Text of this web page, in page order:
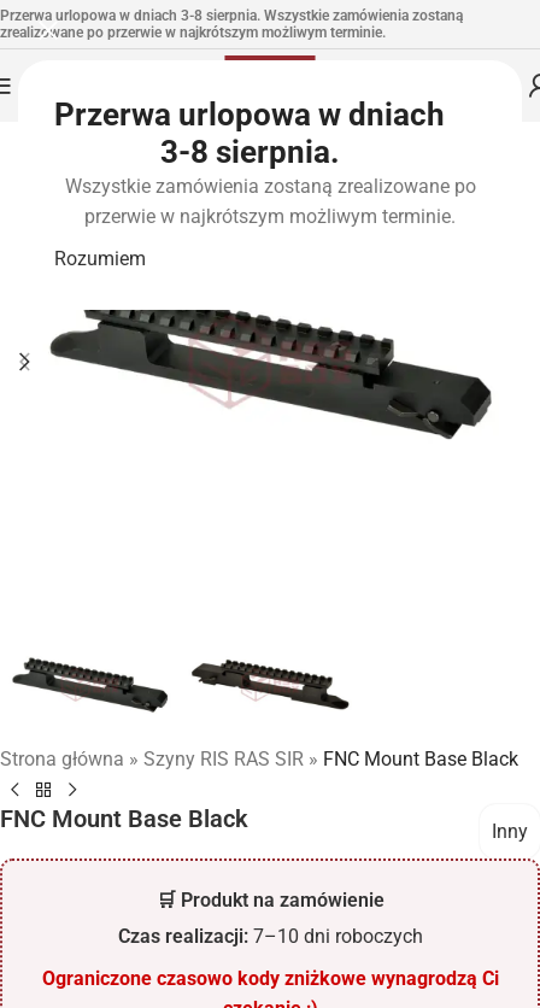
Przerwa urlopowa w dniach
3-8 sierpnia.
Wszystkie zamówienia zostaną zrealizowane po
przerwie w najkrótszym możliwym terminie.
Rozumiem
Przerwa urlopowa w dniach 3-8 sierpnia. Wszystkie zamówienia zostaną
zrealizowane po przerwie w najkrótszym możliwym terminie.
Strona główna » Szyny RIS RAS SIR » FNC Mount Base Black
FNC Mount Base Black Inny
🛒 Produkt na zamówienie
Czas realizacji:7–10 dni roboczych
Ograniczone czasowo kody zniżkowe wynagrodzą Ci